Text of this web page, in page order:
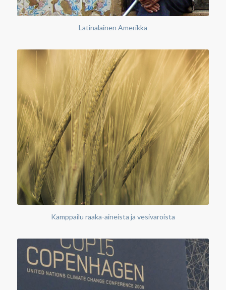
Latinalainen Amerikka
Kamppailu raaka-aineista ja vesivaroista